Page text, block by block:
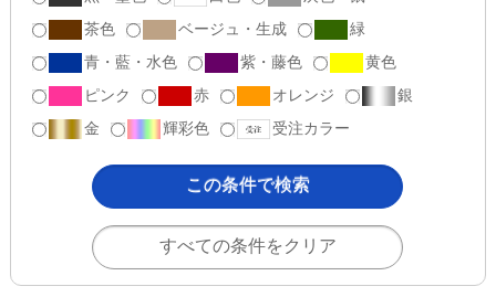
茶色
ベージュ・生成
緑
青・藍・水色
紫・藤色
黄色
ピンク
赤 オレンジ
銀
金
輝彩色 受注カラー